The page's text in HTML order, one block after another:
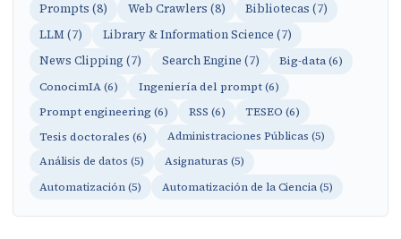
Prompts (8)
Web Crawlers (8)
Bibliotecas (7)
LLM (7)
Library & Information Science (7)
News Clipping (7)
Search Engine (7)
Big-data (6)
ConocimIA (6)
Ingeniería del prompt (6)
Prompt engineering (6)
RSS (6)
TESEO (6)
Tesis doctorales (6)
Administraciones Públicas (5)
Análisis de datos (5)
Asignaturas (5)
Automatización (5)
Automatización de la Ciencia (5)